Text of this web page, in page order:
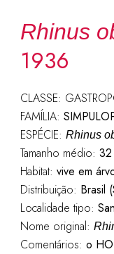
Rhinus
1936
CLASSE:
FAMÍLIA:
ESPÉCIE: Rhinus
Tamanho médio: 32
Habitat: vive em
Distribuição: Brasil
Localidade tipo:
Nome original:
Comentários: o